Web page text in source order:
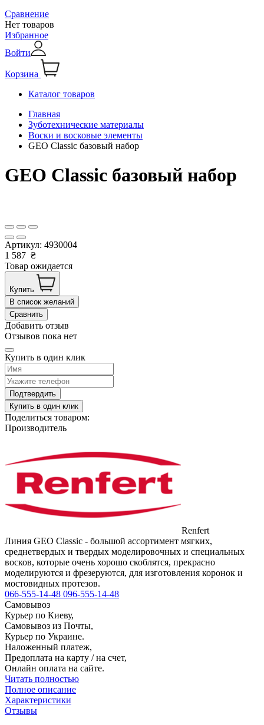
Сравнение
Нет товаров
Избранное
Войти
Корзина
Каталог товаров
Главная
Зуботехнические материалы
Воски и восковые элементы
GEO Classic базовый набор
GEO Classic базовый набор
Артикул: 4930004
1 587 ₴
Товар ожидается
Купить
В список желаний
Сравнить
Добавить отзыв
Отзывов пока нет
Купить в один клик
Подтвердить
Купить в один клик
Поделиться товаром:
Производитель
Renfert
Линия GEO Classic - большой ассортимент мягких,
среднетвердых и твердых моделировочных и специальных
восков, которые очень хорошо скоблятся, прекрасно
моделируются и фрезеруются, для изготовления коронок и
мостовидных протезов.
066-555-14-48 096-555-14-48
Самовывоз
Курьер по Киеву,
Самовывоз из Почты,
Курьер по Украине.
Наложенный платеж,
Предоплата на карту / на счет,
Онлайн оплата на сайте.
Читать полностью
Полное описание
Характеристики
Отзывы